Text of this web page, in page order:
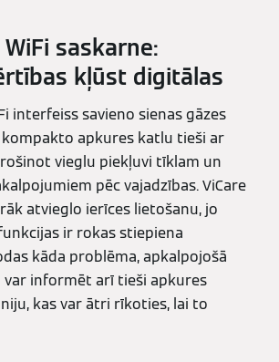
saskarne:
kļūst digitālas
interfeiss savieno sienas gāzes
kompakto apkures katlu tieši ar
vieglu piekļuvi tīklam un
pēc vajadzības. ViCare
atvieglo ierīces lietošanu, jo
ir rokas stiepiena
kāda problēma, apkalpojošā
informēt arī tieši apkures
kas var ātri rīkoties, lai to